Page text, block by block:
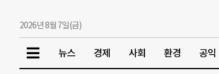
2026년 8월 7일(금)
뉴스 경제 사회 환경 공익